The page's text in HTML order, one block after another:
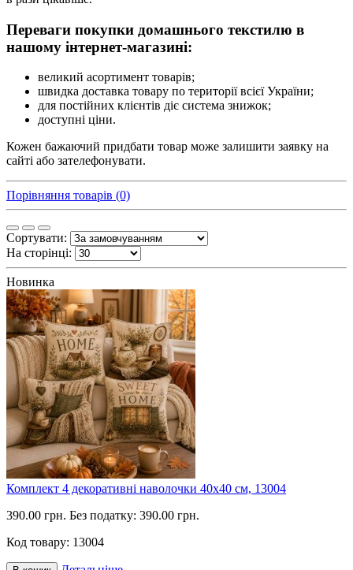
Переваги покупки домашнього текстилю в
нашому інтернет-магазині:
великий асортимент товарів;
швидка доставка товару по території всієї України;
для постійних клієнтів діє система знижок;
доступні ціни.
Кожен бажаючий придбати товар може залишити заявку на
сайті або зателефонувати.
Порівняння товарів (0)
Сортувати:
На сторінці:
Новинка
Комплект 4 декоративні наволочки 40х40 см, 13004
390.00 грн. Без податку: 390.00 грн.
Код товару: 13004